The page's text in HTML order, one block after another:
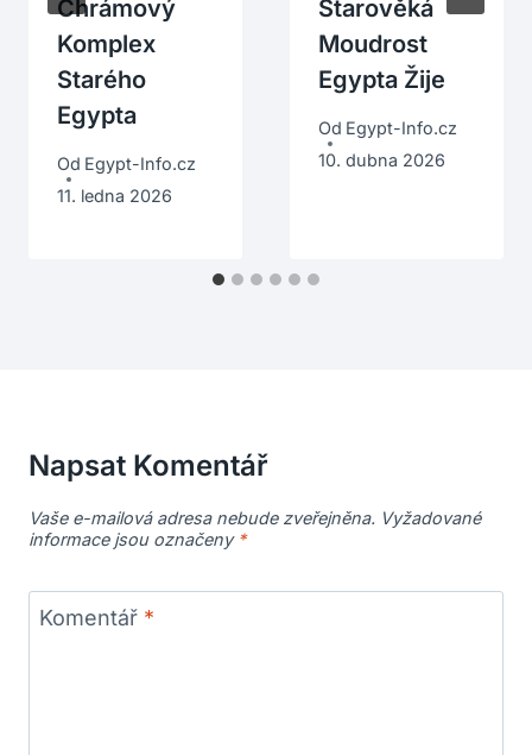
Chrámový
Komplex
Starého
Egypta
Od Egypt-Info.cz
11. ledna 2026
Starověká
Moudrost
Egypta Žije
Od Egypt-Info.cz
10. dubna 2026
Napsat Komentář
Vaše e-mailová adresa nebude zveřejněna. Vyžadované
informace jsou označeny *
Komentář *